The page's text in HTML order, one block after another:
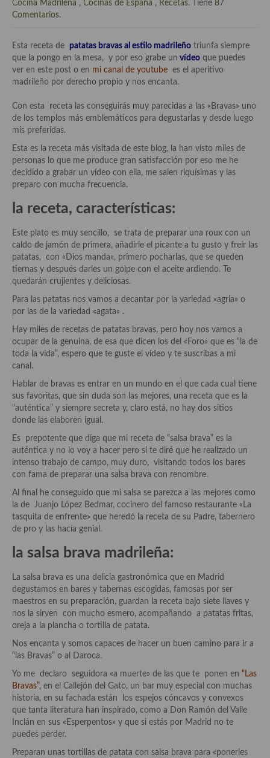
Historia de la gastronomía, platos celebres, cocineros, críticos,
historias culinarias y otras cosas
Protocolo y buenas maneras.
Ocio – restaurantes, bares, tabernas
Viajes eno-gastro-turísticos
En El Candelero
Las opiniones de la «Cocinera»
Prensa
Recetas
Acompañamientos
Airfryer recetas
Aderezos, salsas, vinagretas, especias, hierbas aromáticas o
Especias, mezclas de especias
Hierbas aromáticas
Aceites
Mojos y pastas
Sales y polvos
Salsas y mojos
Adobos
Bebidas
Bocadillos, hamburguesas, sándwich, emparedados, tostas y
demás
Ensaladas
Entrantes
Gazpachos, salmorejos, sopas y cremas frías
Pasta
Arroces Y fideuás
Legumbres y cereales
Cocina Madrileña , Cocinas de España , Recetas. Tiene 87
Comentarios.
Esta receta de patatas bravas al estilo madrileño triunfa siempre
que la pongo en la mesa, y por eso grabe un vídeo que puedes
ver en este post o en mi canal de youtube es el aperitivo
madrileño por derecho propio y nos encanta.
Con esta receta las conseguirás muy parecidas a las «Bravas» uno
de los templos más emblemáticos para degustarlas y desde luego
mis preferidas.
Esta es la receta más visitada de este blog, la han visto miles de
personas lo que me produce gran satisfacción por eso me he
decidido a grabar un vídeo con ella, me salen riquísimas y las
preparo con mucha frecuencia.
la receta, características:
Este plato es muy sencillo, se trata de preparar una roux con un
caldo de jamón de primera, añadirle el picante a tu gusto y freír las
patatas, con «Dios manda», primero pocharlas, que se queden
tiernas y después darles un golpe con el aceite ardiendo. Te
quedarán crujientes y deliciosas.
Para las patatas nos vamos a decantar por la variedad «agria» o
por las de la variedad «agata» .
Hay miles de recetas de patatas bravas, pero hoy nos vamos a
ocupar de la genuina, de esa que dicen los del «Foro» que es “la de
toda la vida”, espero que te guste el vídeo y te suscribas a mi
canal.
Hablar de bravas es entrar en un mundo en el que cada cual tiene
sus favoritas, que sin duda son las mejores, una receta que es la
“auténtica” y siempre secreta y, claro está, no hay dos sitios
donde las elaboren igual.
Es prepotente que diga que mi receta de “salsa brava” es la
auténtica y no lo voy a hacer pero si te diré que he realizado un
intenso trabajo de campo, muy duro, visitando todos los bares
con fama de preparar una salsa brava con renombre.
Al final he conseguido que mi salsa se parezca a las mejores como
la de Juanjo López Bedmar, cocinero del famoso restaurante «La
tasquita de enfrente» que heredó la receta de su Padre, tabernero
de pro y las hacía genial.
la salsa brava madrileña:
La salsa brava es una delicia gastronómica que en Madrid
degustamos en bares y tabernas escogidas, famosas por ser
maestros en su preparación, guardan la receta bajo siete llaves y
nos la sirven con mucho esmero, acompañando a patatas fritas,
oreja a la plancha o tortilla de patata.
Nos encanta y somos capaces de hacer un buen camino para ir a
“las Bravas” o al Daroca.
Yo me declaro seguidora «a muerte» de las que te ponen en “Las
Bravas”, en el Callejón del Gato, un bar muy especial con muchas
historia, en su fachada están los espejos cóncavos y convexos
que tanta literatura han inspirado, como a Don Ramón del Valle
Inclán en sus «Esperpentos» y que si estás por Madrid no te
puedes perder.
Preparan unas tortillas de patata con salsa brava para «ponerles